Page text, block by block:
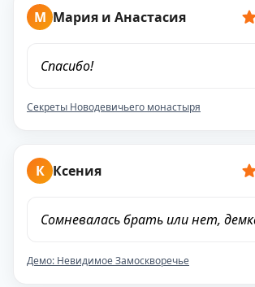
М Мария и Анастасия
Спасибо!
Секреты Новодевичьего монастыря
К Ксения
Сомневалась брать или нет,
Демо: Невидимое Замоскворечье